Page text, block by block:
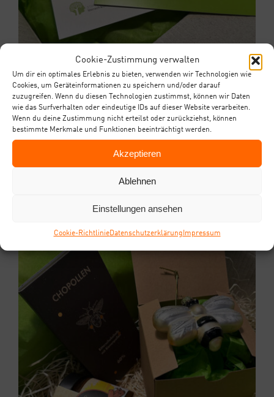
Cookie-Zustimmung verwalten
Um dir ein optimales Erlebnis zu bieten, verwenden wir Technologien wie
Cookies, um Geräteinformationen zu speichern und/oder darauf
zuzugreifen. Wenn du diesen Technologien zustimmst, können wir Daten
wie das Surfverhalten oder eindeutige IDs auf dieser Website verarbeiten.
Wenn du deine Zustimmung nicht erteilst oder zurückziehst, können
bestimmte Merkmale und Funktionen beeinträchtigt werden.
Akzeptieren
Ablehnen
Einstellungen ansehen
Coo­kie-Richt­li­nieDaten­schutz­er­klä­rung Impres­sum